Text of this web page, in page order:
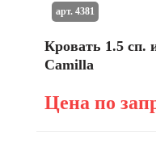
Кровать 1.5 сп.
Camilla
Цена по
арт. 4381